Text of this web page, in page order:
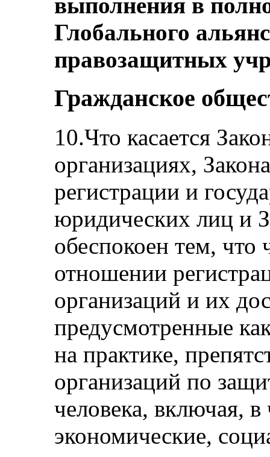
Глобального
правозащитных
Гражданское
10.Что касается
организациях,
регистрации и
юридических лиц и
обеспокоен тем, что
отношении
организаций и их
предусмотренные
на практике,
организаций по
человека, включая, в
экономические,